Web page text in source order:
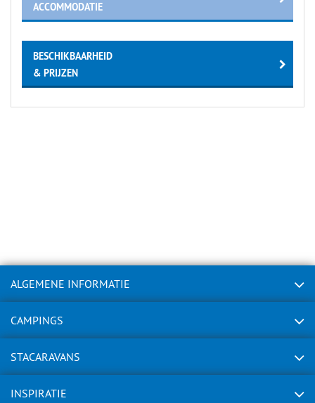
ACCOMMODATIE
BESCHIKBAARHEID
& PRIJZEN
ALGEMENE INFORMATIE
CAMPINGS
STACARAVANS
INSPIRATIE